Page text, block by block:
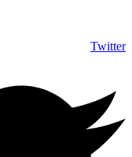
Twitter